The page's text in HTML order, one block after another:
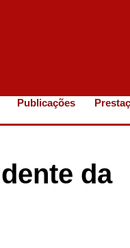
Publicações
da